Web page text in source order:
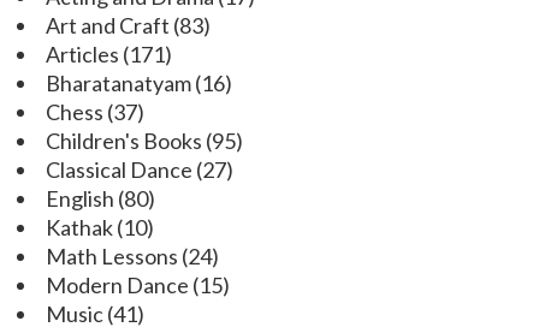
Art and Craft (83)
Articles (171)
Bharatanatyam(16)
Chess (37)
Children's Books (95)
Classical Dance (27)
English (80)
Kathak(10)
Math Lessons (24)
Modern Dance (15)
Music(41)